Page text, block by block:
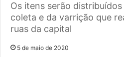
Os itens serão
coleta e da varrição que
ruas da capital
5 de maio de 2020